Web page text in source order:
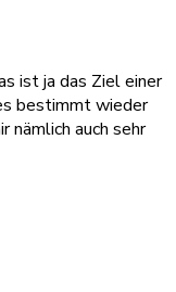
ist ja das Ziel einer
bestimmt wieder
nämlich auch sehr